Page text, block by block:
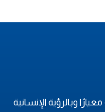
وبالرؤية الإنسانية